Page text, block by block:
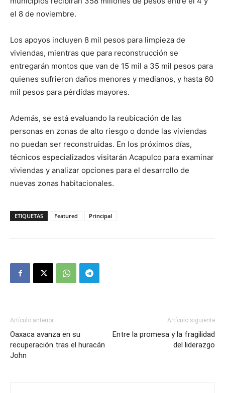
el 8 de noviembre.
Los apoyos incluyen 8 mil pesos para limpieza de
viviendas, mientras que para reconstrucción se
entregarán montos que van de 15 mil a 35 mil pesos para
quienes sufrieron daños menores y medianos, y hasta 60
mil pesos para pérdidas mayores.
Además, se está evaluando la reubicación de las
personas en zonas de alto riesgo o donde las viviendas
no puedan ser reconstruidas. En los próximos días,
técnicos especializados visitarán Acapulco para examinar
viviendas y analizar opciones para el desarrollo de
nuevas zonas habitacionales.
ETIQUETAS Featured Principal
Artículo anterior
Oaxaca avanza en su
recuperación tras el huracán
John
Artículo siguiente
Entre la promesa y la fragilidad
del liderazgo